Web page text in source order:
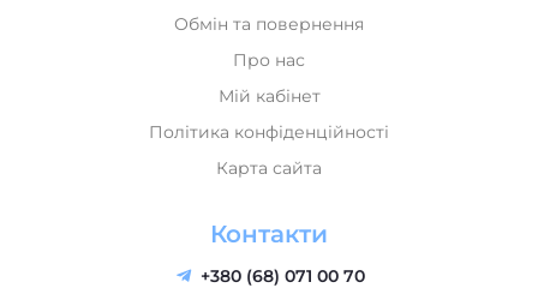
Обмін та повернення
Про нас
Мій кабінет
Політика конфіденційності
Карта сайта
Контакти
+380 (68) 071 00 70